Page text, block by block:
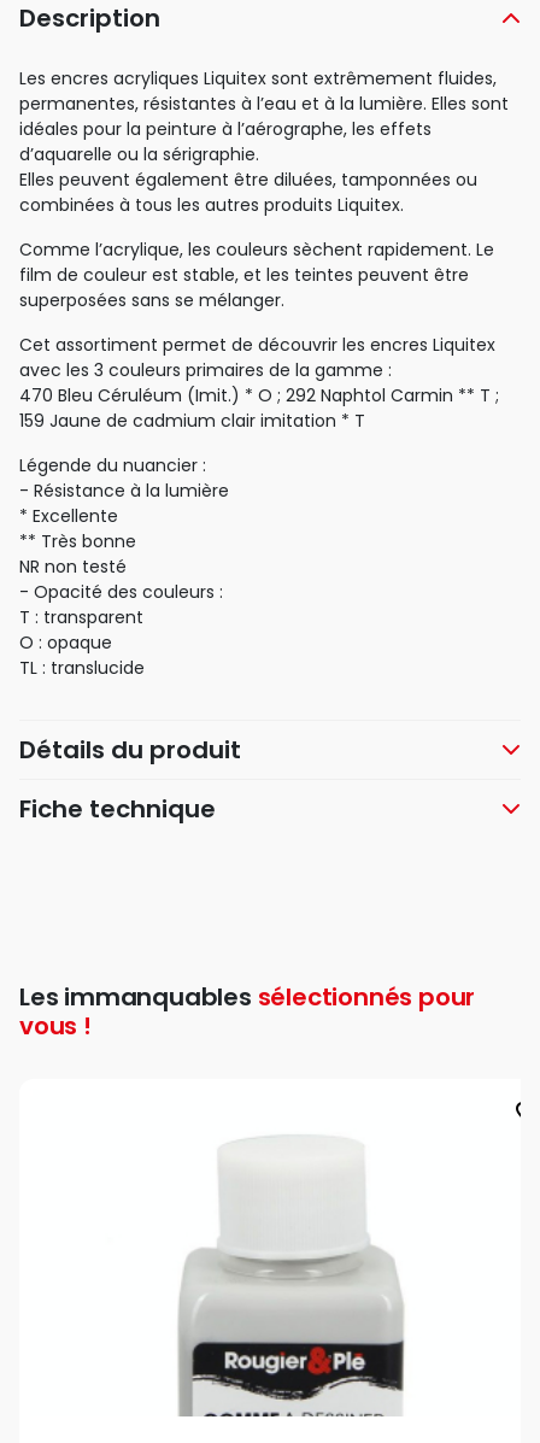
Description
Les encres acryliques Liquitex sont extrêmement fluides,
permanentes, résistantes à l’eau et à la lumière. Elles sont
idéales pour la peinture à l’aérographe, les effets
d’aquarelle ou la sérigraphie.
Elles peuvent également être diluées, tamponnées ou
combinées à tous les autres produits Liquitex.
Comme l’acrylique, les couleurs sèchent rapidement. Le
film de couleur est stable, et les teintes peuvent être
superposées sans se mélanger.
Cet assortiment permet de découvrir les encres Liquitex
avec les 3 couleurs primaires de la gamme :
470 Bleu Céruléum (Imit.) * O ; 292 Naphtol Carmin ** T ;
159 Jaune de cadmium clair imitation * T
Légende du nuancier :
- Résistance à la lumière
* Excellente
** Très bonne
NR non testé
- Opacité des couleurs :
T : transparent
O : opaque
TL : translucide
Détails du produit
Fiche technique
Les immanquables sélectionnés pour
vous !